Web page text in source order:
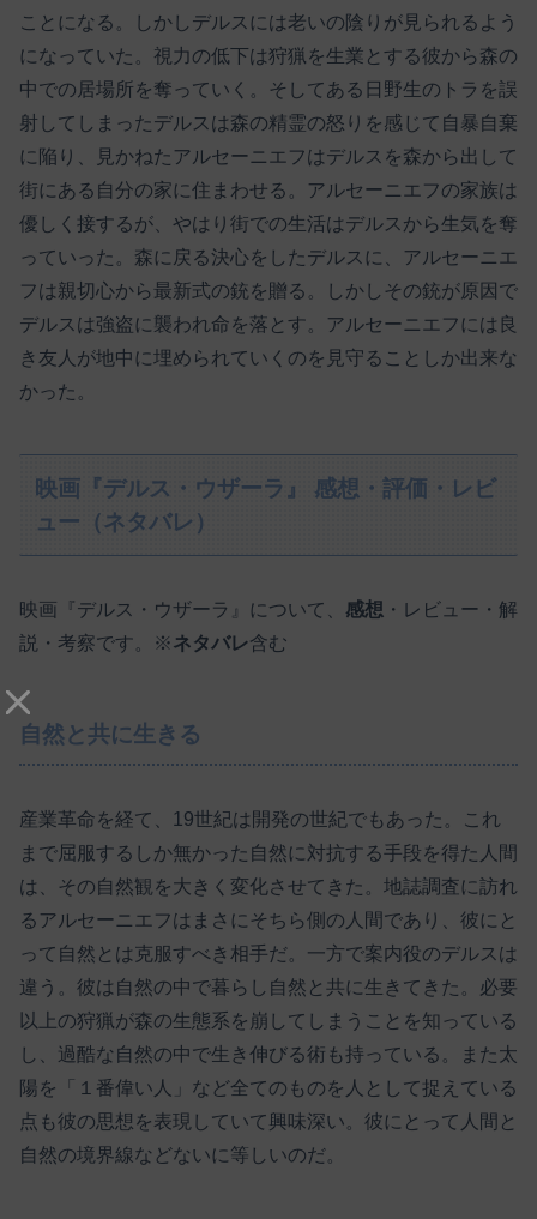
ことになる。しかしデルスには老いの陰りが見られるよう
になっていた。視力の低下は狩猟を生業とする彼から森の
中での居場所を奪っていく。そしてある日野生のトラを誤
射してしまったデルスは森の精霊の怒りを感じて自暴自棄
に陥り、見かねたアルセーニエフはデルスを森から出して
街にある自分の家に住まわせる。アルセーニエフの家族は
優しく接するが、やはり街での生活はデルスから生気を奪
っていった。森に戻る決心をしたデルスに、アルセーニエ
フは親切心から最新式の銃を贈る。しかしその銃が原因で
デルスは強盗に襲われ命を落とす。アルセーニエフには良
き友人が地中に埋められていくのを見守ることしか出来な
かった。
映画『デルス・ウザーラ』 感想・評価・レビ
ュー（ネタバレ）
映画『デルス・ウザーラ』について、 感想 ・レビュー・解
説・考察です。※ネタバレ含む
自然と共に生きる
産業革命を経て、19世紀は開発の世紀でもあった。これ
まで屈服するしか無かった自然に対抗する手段を得た人間
は、その自然観を大きく変化させてきた。地誌調査に訪れ
るアルセーニエフはまさにそちら側の人間であり、彼にと
って自然とは克服すべき相手だ。一方で案内役のデルスは
違う。彼は自然の中で暮らし自然と共に生きてきた。必要
以上の狩猟が森の生態系を崩してしまうことを知っている
し、過酷な自然の中で生き伸びる術も持っている。また太
陽を「１番偉い人」など全てのものを人として捉えている
点も彼の思想を表現していて興味深い。彼にとって人間と
自然の境界線などないに等しいのだ。